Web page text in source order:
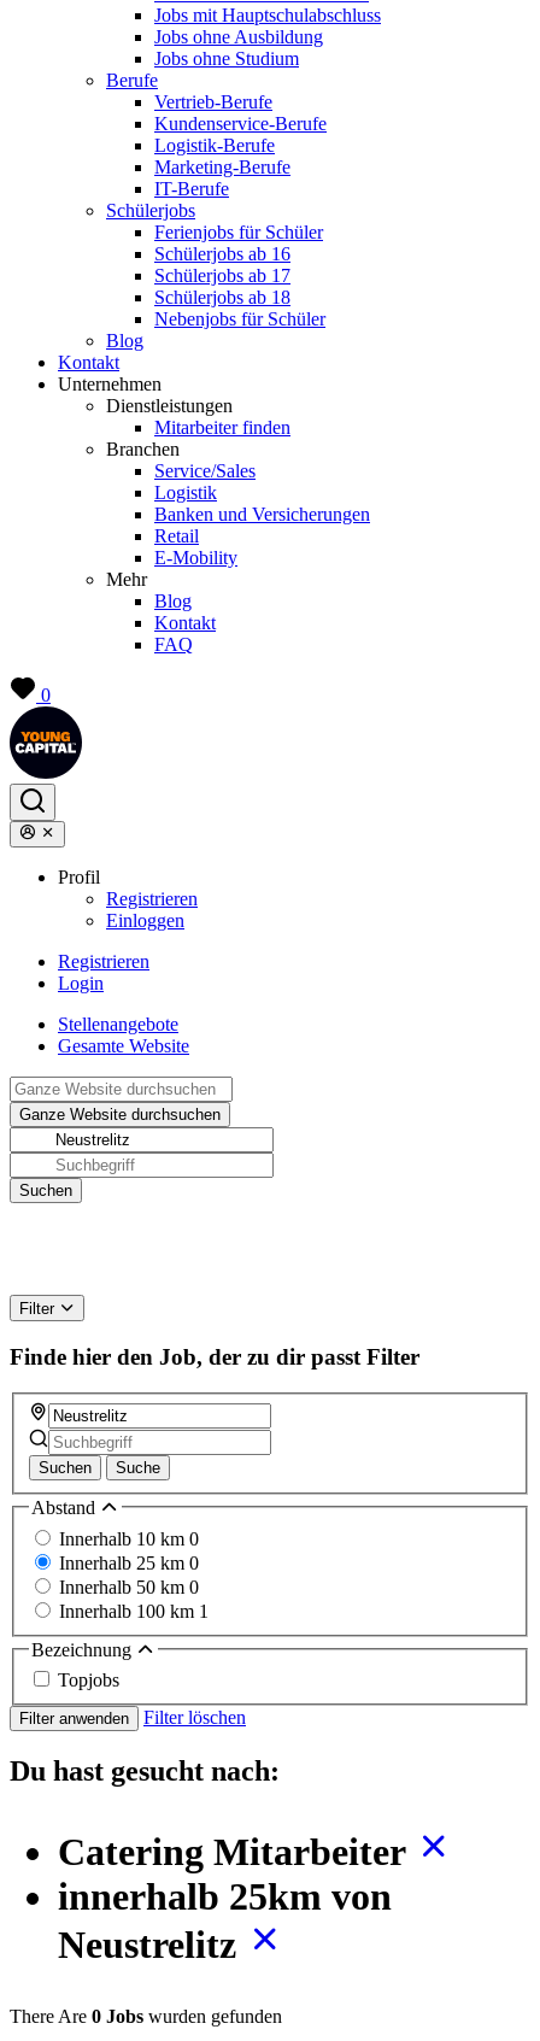
Jobs mit Hauptschulabschluss
Jobs ohne Ausbildung
Jobs ohne Studium
Berufe
Vertrieb-Berufe
Kundenservice-Berufe
Logistik-Berufe
Marketing-Berufe
IT-Berufe
Schülerjobs
Ferienjobs für Schüler
Schülerjobs ab 16
Schülerjobs ab 17
Schülerjobs ab 18
Nebenjobs für Schüler
Blog
Kontakt
Unternehmen
Dienstleistungen
Mitarbeiter finden
Branchen
Service/Sales
Logistik
Banken und Versicherungen
Retail
E-Mobility
Mehr
Blog
Kontakt
FAQ
0
Profil
Registrieren
Einloggen
Registrieren
Login
Stellenangebote
Gesamte Website
Filter
Finde hier den Job, der zu dir passt Filter
Suchen Suche
Abstand
Innerhalb 10 km 0
Innerhalb 25 km 0
Innerhalb 50 km 0
Innerhalb 100 km 1
Bezeichnung
Topjobs
Filter anwenden Filter löschen
Du hast gesucht nach:
Catering Mitarbeiter
innerhalb 25km von
Neustrelitz
There Are 0 Jobs wurden gefunden